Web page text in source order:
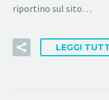
riportino sul sito…
LEGGI